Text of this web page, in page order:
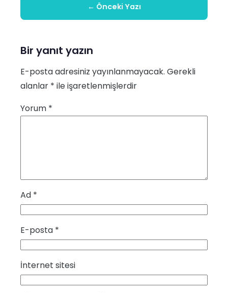
← Önceki Yazı
Bir yanıt yazın
E-posta adresiniz yayınlanmayacak. Gerekli
alanlar * ile işaretlenmişlerdir
Yorum *
Ad *
E-posta *
İnternet sitesi